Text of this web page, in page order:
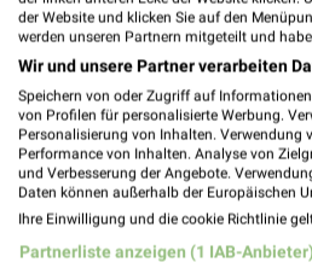
EDEKA
der Website und klicken Sie auf den
werden unseren Partnern mitgeteilt und
Wir und unsere Partner verarbeiten
Speichern von oder Zugriff auf
von Profilen für personalisierte Werbung.
Personalisierung von Inhalten. Verwendung
Performance von Inhalten. Analyse von
und Verbesserung der Angebote.
Daten können außerhalb der Europäischen
Ihre Einwilligung und die cookie Richtlinie
Partnerliste anzeigen (1 IAB-Anbieter)